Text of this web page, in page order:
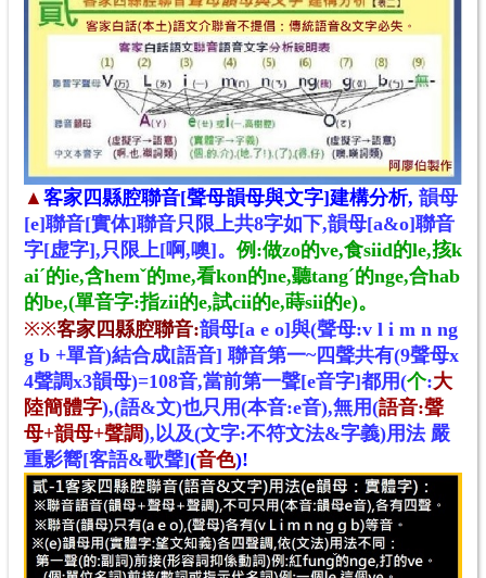
▲ 客家四縣腔聯音[聲母韻母與文字]建構分析, 韻母
[e]聯音[實体]聯音只限上共8字如下,韻母[a&o]聯音
字[虚字],只限上[啊,噢]。 例:做zo的ve,食siid的le,㧡k
aiˊ的ie,含hemˇ的me,看kon的ne,聽tangˊ的nge,合hab
的be,(單音字:指zii的e,試cii的e,蒔sii的e)。
※※客家四縣腔聯音:韻母[a e o]與(聲母:v l i m n ng
g b +單音)結合成[語音] 聯音第一~四聲共有(9聲母x
4聲調x3韻母)=108音,當前第一聲[e音字]都用(个:大
陸簡體字),(語&文)也只用(本音:e音),無用(語音:聲
母+韻母+聲調),以及(文字:不符文法&字義)用法 嚴
重影嚮[客語&歌聲](音色)!